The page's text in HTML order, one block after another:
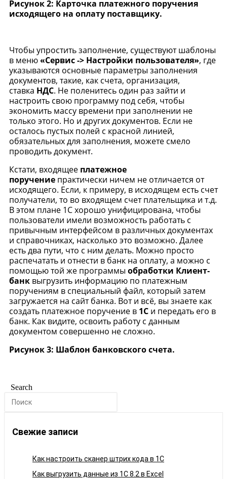
Рисунок 2: Карточка платежного поручения
исходящего на оплату поставщику.
Чтобы упростить заполнение, существуют шаблоны
в меню«Сервис -> Настройки пользователя», где
указываются основные параметры заполнения
документов, такие, как счета, организация,
ставка НДС. Не поленитесь один раз зайти и
настроить свою программу под себя, чтобы
экономить массу времени при заполнении не
только этого. Но и других документов. Если не
осталось пустых полей с красной линией,
обязательных для заполнения, можете смело
проводить документ.
Кстати, входящее платежное
поручение практически ничем не отличается от
исходящего. Если, к примеру, в исходящем есть счет
получатели, то во входящем счет плательщика и т.д.
В этом плане 1С хорошо унифицирована, чтобы
пользователи имели возможность работать с
привычным интерфейсом в различных документах
и справочниках, насколько это возможно. Далее
есть два пути, что с ним делать. Можно просто
распечатать и отнести в банк на оплату, а можно с
помощью той же программы обработки Клиент-
банк выгрузить информацию по платежным
поручениям в специальный файл, который затем
загружается на сайт банка. Вот и всё, вы знаете как
создать платежное поручение в 1С и передать его в
банк. Как видите, освоить работу с данным
документом совершенно не сложно.
Рисунок 3: Шаблон банковского счета.
Search
Свежие записи
Как настроить сканер штрих кода в 1C
Как выгрузить данные из 1С 8.2 в Excel